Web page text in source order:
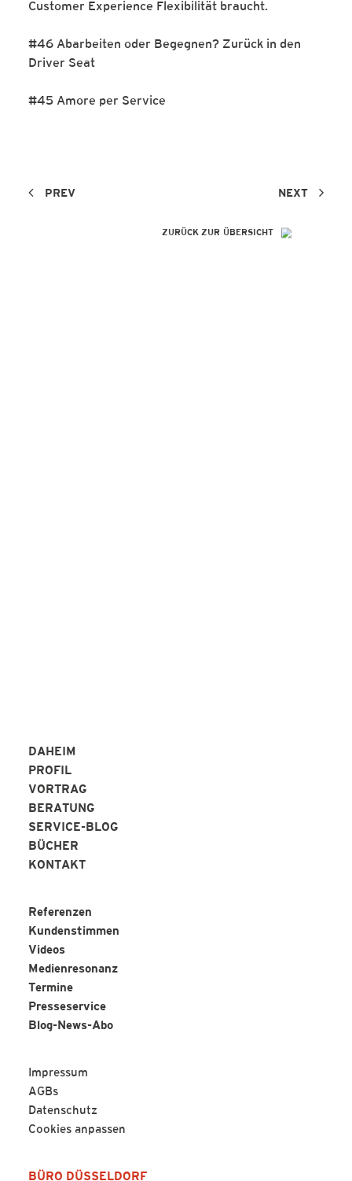
Customer Experience Flexibilität braucht.
#46 Abarbeiten oder Begegnen? Zurück in den
Driver Seat
#45 Amore per Service
PREV NEXT
ZURÜCK ZUR ÜBERSICHT
DAHEIM
PROFIL
VORTRAG
BERATUNG
SERVICE-BLOG
BÜCHER
KONTAKT
Referenzen
Kundenstimmen
Videos
Medienresonanz
Termine
Presseservice
Blog-News-Abo
Impressum
AGBs
Datenschutz
Cookies anpassen
BÜRO DÜSSELDORF